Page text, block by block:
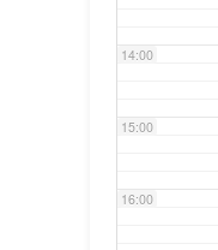
14:00
15:00
16:00